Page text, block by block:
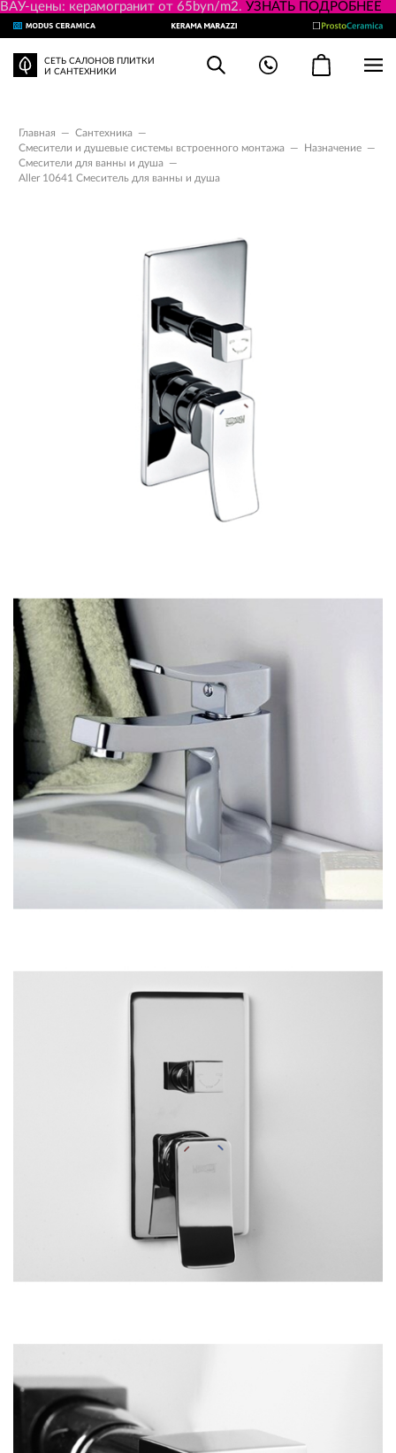
ВАУ-цены: керамогранит от 65byn/m2. УЗНАТЬ ПОДРОБНЕЕ
СЕТЬ САЛОНОВ ПЛИТКИ
И САНТЕХНИКИ
Главная — Сантехника
—
Смесители и душевые системы встроенного монтажа
— Назначение —
Смесители для ванны и душа
—
Aller 10641 Смеситель для ванны и душа